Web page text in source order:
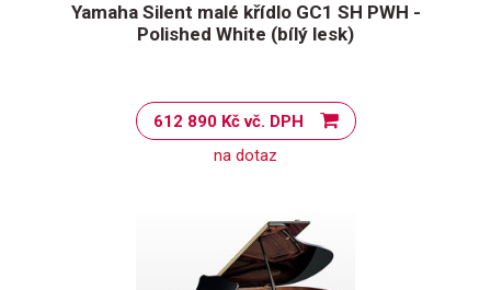
Yamaha Silent malé křídlo GC1 SH PWH -
Polished White (bílý lesk)
612 890 Kč vč. DPH
na dotaz